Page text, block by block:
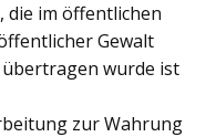
die im öffentlichen
Gewalt
wurde ist
zur Wahrung